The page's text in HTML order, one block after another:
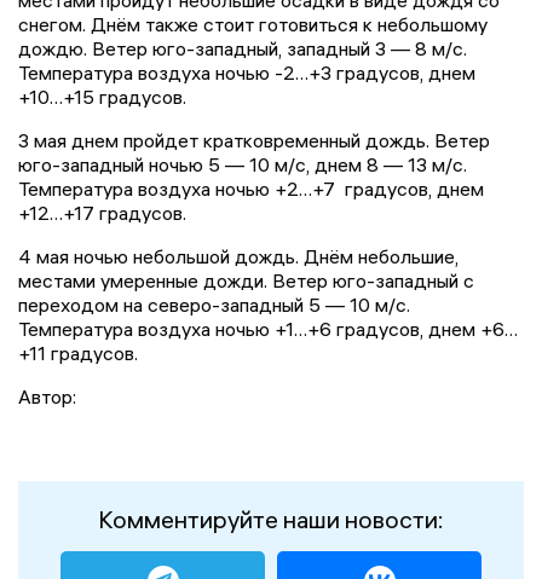
снегом. Днём также стоит готовиться к небольшому
дождю. Ветер юго-западный, западный 3 — 8 м/с.
Температура воздуха ночью -2…+3 градусов, днем
+10…+15 градусов.
3 мая днем пройдет кратковременный дождь. Ветер
юго-западный ночью 5 — 10 м/с, днем 8 — 13 м/с.
Температура воздуха ночью +2…+7 градусов, днем
+12…+17 градусов.
4 мая ночью небольшой дождь. Днём небольшие,
местами умеренные дожди. Ветер юго-западный с
переходом на северо-западный 5 — 10 м/с.
Температура воздуха ночью +1…+6 градусов, днем +6…
+11 градусов.
Автор:
Комментируйте наши новости: